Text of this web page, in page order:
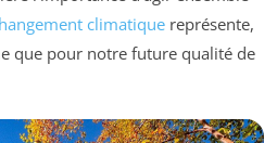
climatique représente,
que pour notre future qualité de